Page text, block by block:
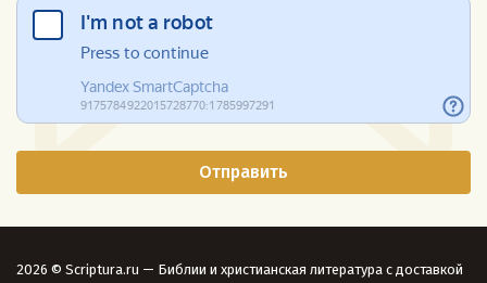
2026 © Scriptura.ru — Библии и христианская литература с доставкой